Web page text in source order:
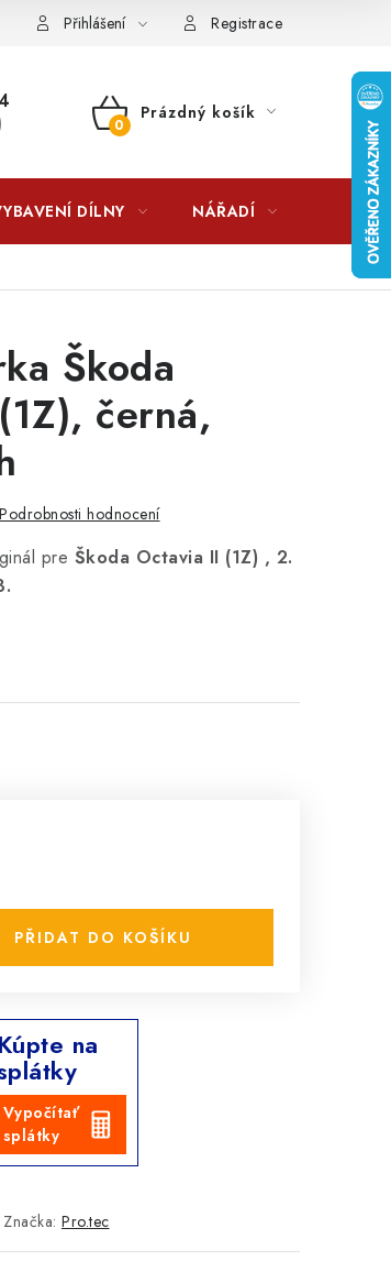
K FOTOGRAFIÍM Doplňkové služby
Přihlášení Registrace
NÁKUPNÍ
Prázdný košík
DÍLNY NÁŘADÍ
Škoda
černá,
Podrobnosti hodnocení
pre Škoda Octavia II (1Z) , 2.
PŘIDAT DO KOŠÍKU
Kúpte na
Vypočítať
splátky
Značka: Pro.tec